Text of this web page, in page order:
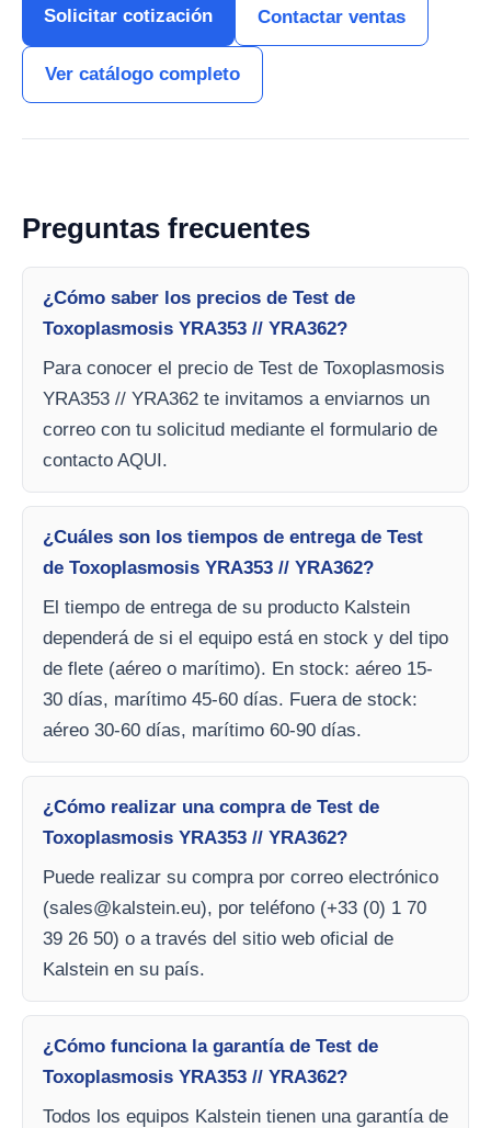
Solicitar cotización Contactar ventas
Ver catálogo completo
Preguntas frecuentes
¿Cómo saber los precios de Test de
Toxoplasmosis YRA353 // YRA362?
Para conocer el precio de Test de Toxoplasmosis
YRA353 // YRA362 te invitamos a enviarnos un
correo con tu solicitud mediante el formulario de
contacto AQUI.
¿Cuáles son los tiempos de entrega de Test
de Toxoplasmosis YRA353 // YRA362?
El tiempo de entrega de su producto Kalstein
dependerá de si el equipo está en stock y del tipo
de flete (aéreo o marítimo). En stock: aéreo 15-
30 días, marítimo 45-60 días. Fuera de stock:
aéreo 30-60 días, marítimo 60-90 días.
¿Cómo realizar una compra de Test de
Toxoplasmosis YRA353 // YRA362?
Puede realizar su compra por correo electrónico
(sales@kalstein.eu), por teléfono (+33 (0) 1 70
39 26 50) o a través del sitio web oficial de
Kalstein en su país.
¿Cómo funciona la garantía de Test de
Toxoplasmosis YRA353 // YRA362?
Todos los equipos Kalstein tienen una garantía de